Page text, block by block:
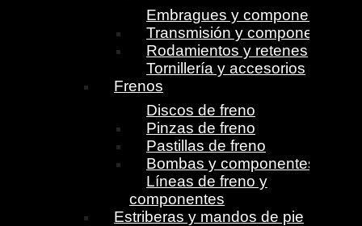
Embragues y componentes
Transmisión y componentes
Rodamientos y retenes
Tornillería y accesorios
Frenos
Discos de freno
Pinzas de freno
Pastillas de freno
Bombas y componentes
Líneas de freno y
componentes
Estriberas y mandos de pie